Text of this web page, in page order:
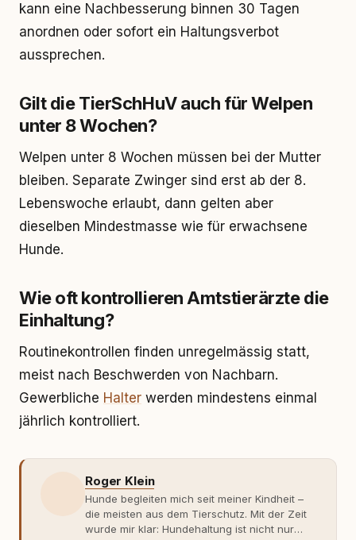
kann eine Nachbesserung binnen 30 Tagen
anordnen oder sofort ein Haltungsverbot
aussprechen.
Gilt die TierSchHuV auch für Welpen
unter 8 Wochen?
Welpen unter 8 Wochen müssen bei der Mutter
bleiben. Separate Zwinger sind erst ab der 8.
Lebenswoche erlaubt, dann gelten aber
dieselben Mindestmasse wie für erwachsene
Hunde.
Wie oft kontrollieren Amtstierärzte die
Einhaltung?
Routinekontrollen finden unregelmässig statt,
meist nach Beschwerden von Nachbarn.
Gewerbliche Halter werden mindestens einmal
jährlich kontrolliert.
Roger Klein
Hunde begleiten mich seit meiner Kindheit –
die meisten aus dem Tierschutz. Mit der Zeit
wurde mir klar: Hundehaltung ist nicht nur